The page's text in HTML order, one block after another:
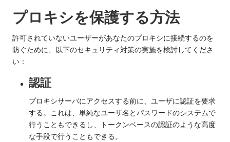
プロキシを保護する方法
許可されていないユーザーがあなたのプロキシに接続するのを
防ぐために、以下のセキュリティ対策の実施を検討してくださ
い：
認証
プロキシサーバにアクセスする前に、ユーザに認証を要求
する。これは、単純なユーザ名とパスワードのシステムで
行うこともできるし、トークンベースの認証のような高度
な手段で行うこともできる。